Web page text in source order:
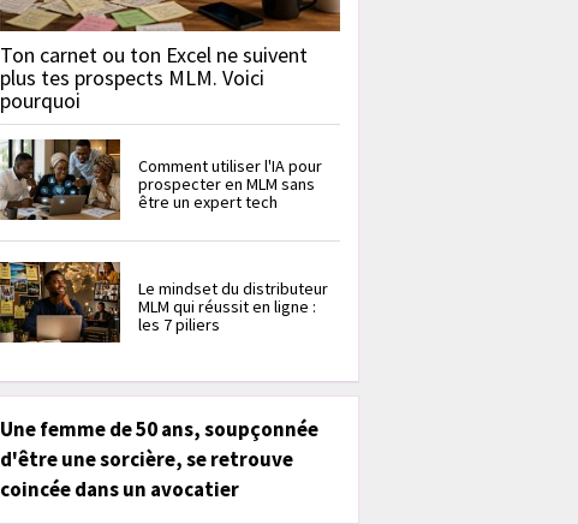
Ton carnet ou ton Excel ne suivent
plus tes prospects MLM. Voici
pourquoi
Comment utiliser l'IA pour
prospecter en MLM sans
être un expert tech
Le mindset du distributeur
MLM qui réussit en ligne :
les 7 piliers
Une femme de 50 ans, soupçonnée
d'être une sorcière, se retrouve
coincée dans un avocatier